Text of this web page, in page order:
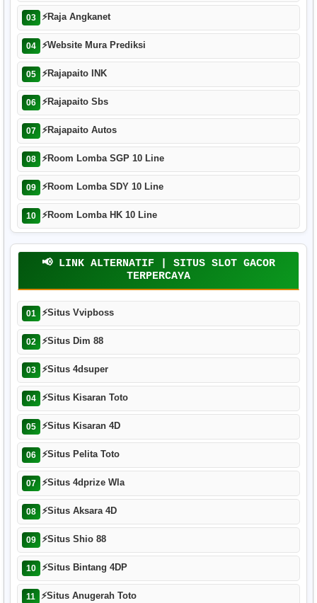
03 ⚡Raja Angkanet
04 ⚡Website Mura Prediksi
05 ⚡Rajapaito INK
06 ⚡Rajapaito Sbs
07 ⚡Rajapaito Autos
08 ⚡Room Lomba SGP 10 Line
09 ⚡Room Lomba SDY 10 Line
10 ⚡Room Lomba HK 10 Line
📢 LINK ALTERNATIF | SITUS SLOT GACOR
TERPERCAYA
01 ⚡Situs Vvipboss
02 ⚡Situs Dim 88
03 ⚡Situs 4dsuper
04 ⚡Situs Kisaran Toto
05 ⚡Situs Kisaran 4D
06 ⚡Situs Pelita Toto
07 ⚡Situs 4dprize Wla
08 ⚡Situs Aksara 4D
09 ⚡Situs Shio 88
10 ⚡Situs Bintang 4DP
11 ⚡Situs Anugerah Toto